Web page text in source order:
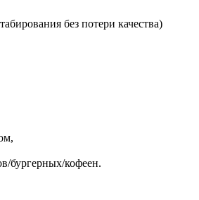
без потери качества)
бургерных/кофеен.